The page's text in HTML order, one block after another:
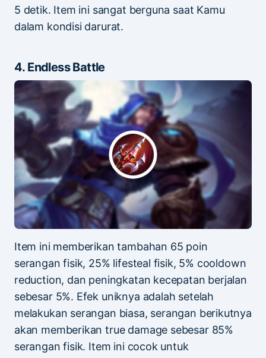
5 detik. Item ini sangat berguna saat Kamu
dalam kondisi darurat.
4. Endless Battle
Item ini memberikan tambahan 65 poin
serangan fisik, 25% lifesteal fisik, 5% cooldown
reduction, dan peningkatan kecepatan berjalan
sebesar 5%. Efek uniknya adalah setelah
melakukan serangan biasa, serangan berikutnya
akan memberikan true damage sebesar 85%
serangan fisik. Item ini cocok untuk